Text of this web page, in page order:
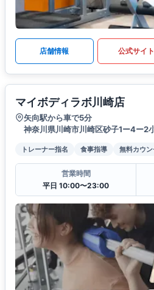
店舗情報 公式サイト
マイボディラボ川崎店
矢向駅から車で5分
神奈川県川崎市川崎区砂子1ー4ー2
トレーナー指名 食事指導 無料カウ
営業時間
平日 10:00〜23:00